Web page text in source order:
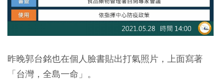
昨晚郭台銘也在個人臉書貼出打氣照片，上面寫著
「台灣，全島一命」。